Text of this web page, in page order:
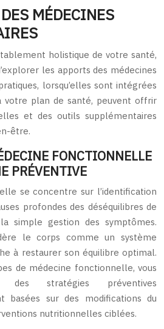
MÉDECINES
holistique de votre santé,
les apports des médecines
lorsqu’elles sont intégrées
votre plan de santé, peuvent offrir
et des outils supplémentaires
être.
FONCTIONNELLE
PRÉVENTIVE
se concentre sur l’identification
profondes des déséquilibres de
simple gestion des symptômes.
le corps comme un système
à restaurer son équilibre optimal.
de médecine fonctionnelle, vous
des stratégies préventives
basées sur des modifications du
nutritionnelles ciblées.